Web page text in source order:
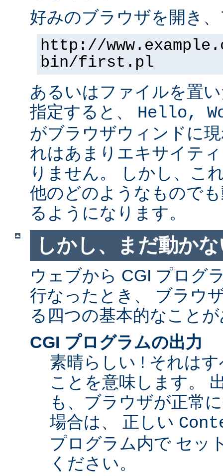
好みのブラウザを開き
http://
bin/first.pl
あるいはファイルを置
指定すると、 Hello,
がブラウザウィンドに
れはあまりエキサイテ
りません。 しかし、こ
他のどのようなもので
るようになります。
しかし、まだ動か
ウェブから CGI プログ
行なったとき、 ブラウ
る四つの基本的なこと
CGI プログラムの出力
素晴らしい ! それは
ことを意味します。
も、ブラウザが正常
場合は、 正しい
プログラム内で セッ
ください。